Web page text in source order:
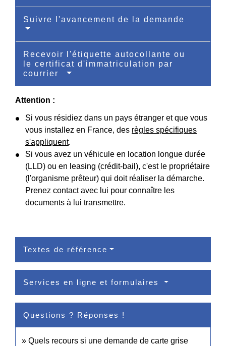
Suivre l'avancement de la demande
Recevoir l'étiquette autocollante ou
le certificat d'immatriculation par
courrier
Attention :
Si vous résidiez dans un pays étranger et que vous
vous installez en France, des règles spécifiques
s'appliquent.
Si vous avez un véhicule en location longue durée
(LLD) ou en leasing (crédit-bail), c'est le propriétaire
(l'organisme prêteur) qui doit réaliser la démarche.
Prenez contact avec lui pour connaître les
documents à lui transmettre.
Textes de référence
Services en ligne et formulaires
Questions ? Réponses !
Quels recours si une demande de carte grise